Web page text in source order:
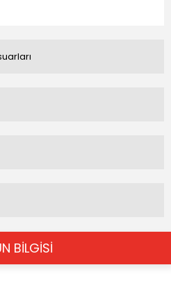
BİLGİSİ